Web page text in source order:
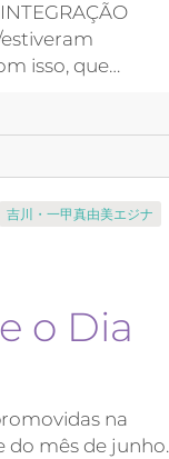
estiveram
isso, que…
吉川・一甲真由美エジナ
o Dia
na
do mês de junho.